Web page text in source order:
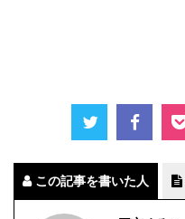
この記事を書いた人